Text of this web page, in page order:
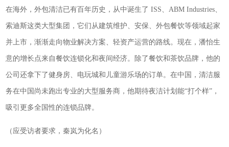
在海外，外包清洁已有百年历史，从中诞生了 ISS、ABM Industries、
索迪斯这类大型集团，它们从建筑维护、安保、外包餐饮等领域起家
并上市，渐渐走向物业解决方案、轻资产运营的路线。现在，潘怡生
意的增长点来自餐饮连锁化和夜间经济。除了餐饮和茶饮品牌，他的
公司还拿下了健身房、电玩城和儿童游乐场的订单。在中国，清洁服
务在中国尚未跑出专业的大型服务商，他期待夜洁计划能“打个样”，
吸引更多全国性的连锁品牌。
（应受访者要求，秦岚为化名）